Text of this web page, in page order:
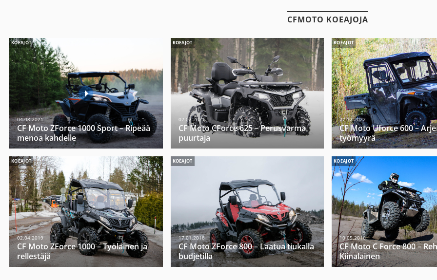
CFMOTO KOEAJOJA
KOEAJOT
04.08.2021
CF Moto ZForce 1000 Sport – Ripeää
menoa kahdelle
KOEAJOT
02.02.2021
CF Moto CForce 625 – Perusvarma
puurtaja
KOEAJOT
27.12.2022
CF Moto Uforce 600 –
työmyyrä
KOEAJOT
02.04.2019
CF Moto ZForce 1000 – Työläinen ja
rellestäjä
KOEAJOT
17.01.2018
CF Moto ZForce 800 – Laatua tiukalla
budjetilla
KOEAJOT
10.05.2016
CF Moto C Force 800 –
Kiinalainen